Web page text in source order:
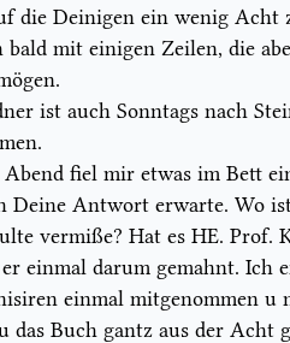
die Deinigen ein wenig Acht
bald mit einigen Zeilen, die
ist auch Sonntags nach
Abend fiel mir etwas im Bett
Deine Antwort erwarte. Wo
vermiße? Hat es HE. Prof.
einmal darum gemahnt. Ich
ren einmal mitgenommen u
das Buch gantz aus der Acht